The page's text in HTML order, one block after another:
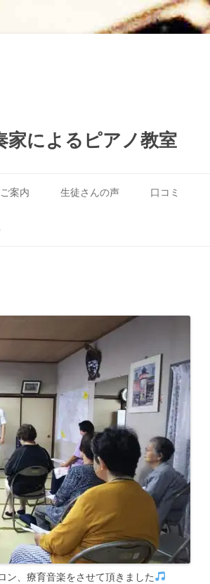
家によるピアノ教室
ン
テ
案内 生徒さんの声 口コミ
ン、療育音楽をさせて頂きました